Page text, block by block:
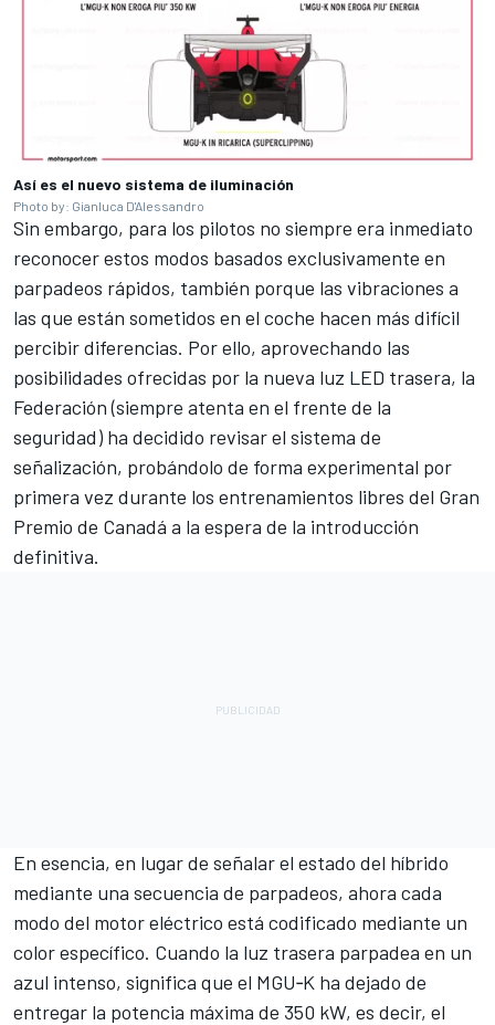
Así es el nuevo sistema de iluminación
Photo by: Gianluca D'Alessandro
Sin embargo, para los pilotos no siempre era inmediato
reconocer estos modos basados exclusivamente en
parpadeos rápidos, también porque las vibraciones a
las que están sometidos en el coche hacen más difícil
percibir diferencias. Por ello, aprovechando las
posibilidades ofrecidas por la nueva luz LED trasera, la
Federación (siempre atenta en el frente de la
seguridad) ha decidido revisar el sistema de
señalización, probándolo de forma experimental por
primera vez durante los entrenamientos libres del Gran
Premio de Canadá a la espera de la introducción
definitiva.
En esencia, en lugar de señalar el estado del híbrido
mediante una secuencia de parpadeos, ahora cada
modo del motor eléctrico está codificado mediante un
color específico. Cuando la luz trasera parpadea en un
azul intenso, significa que el MGU‑K ha dejado de
entregar la potencia máxima de 350 kW, es decir, el